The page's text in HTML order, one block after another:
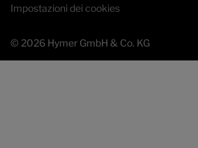
Impostazioni dei cookies
© 2026 Hymer GmbH & Co. KG